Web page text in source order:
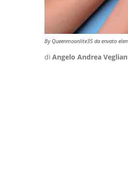
By Queenmoonlite35 da envato
di Angelo Andrea